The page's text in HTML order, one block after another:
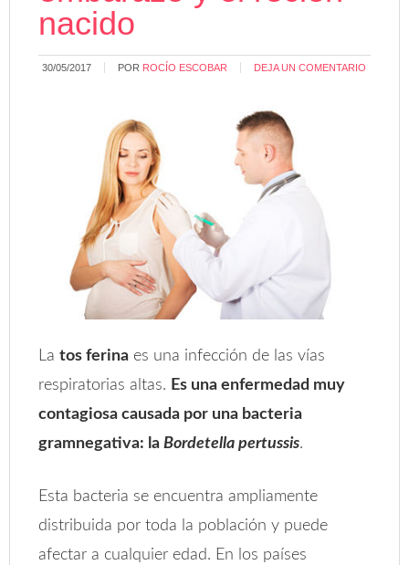
nacido
30/05/2017 POR ROCÍO ESCOBAR DEJA UN COMENTARIO
Latos ferina es una infección de las vías
respiratorias altas. Es una enfermedad muy
contagiosa causada por una bacteria
gramnegativa: laBordetella pertussis.
Esta bacteria se encuentra ampliamente
distribuida por toda la población y puede
afectar a cualquier edad. En los países